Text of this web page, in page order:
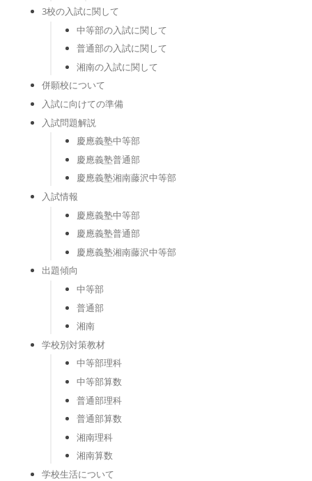
3校の入試に関して
中等部の入試に関して
普通部の入試に関して
湘南の入試に関して
併願校について
入試に向けての準備
入試問題解説
慶應義塾中等部
慶應義塾普通部
慶應義塾湘南藤沢中等部
入試情報
慶應義塾中等部
慶應義塾普通部
慶應義塾湘南藤沢中等部
出題傾向
中等部
普通部
湘南
学校別対策教材
中等部理科
中等部算数
普通部理科
普通部算数
湘南理科
湘南算数
学校生活について